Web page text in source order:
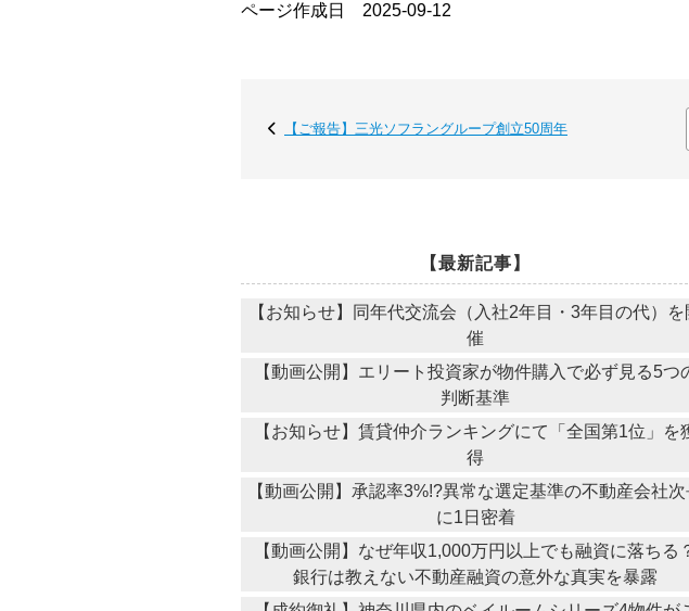
ページ作成日 2025-09-12
【ご報告】三光ソフラングループ創立50周年
【最新記事】
【お知らせ】同年代交流会（入社2年目・3年目の代）を
催
【動画公開】エリート投資家が物件購入で必ず見る5つ
判断基準
【お知らせ】賃貸仲介ランキングにて「全国第1位」を
得
【動画公開】承認率3%!?異常な選定基準の不動産会社
に1日密着
【動画公開】なぜ年収1,000万円以上でも融資に落ちる
銀行は教えない不動産融資の意外な真実を暴露